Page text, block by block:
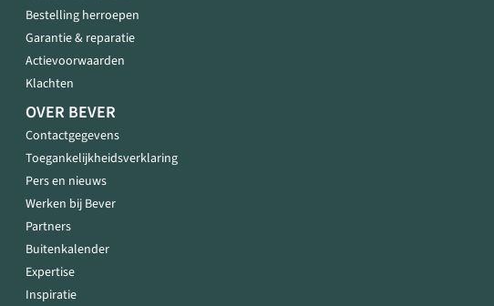
Bestelling herroepen
Garantie & reparatie
Actievoorwaarden
Klachten
OVER BEVER
Contactgegevens
Toegankelijkheidsverklaring
Pers en nieuws
Werken bij Bever
Partners
Buitenkalender
Expertise
Inspiratie